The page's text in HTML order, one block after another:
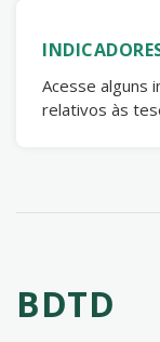
Acesse alguns
relativos às
BDTD